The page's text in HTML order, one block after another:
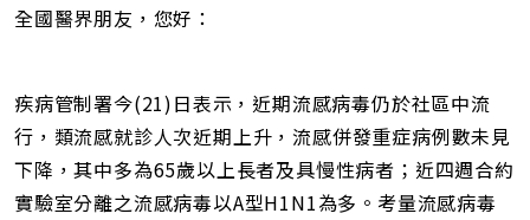
全國醫界朋友，您好：
疾病管制署今(21)日表示，近期流感病毒仍於社區中流
行，類流感就診人次近期上升，流感併發重症病例數未見
下降，其中多為65歲以上長者及具慢性病者；近四週合約
實驗室分離之流感病毒以A型H1N1為多。考量流感病毒